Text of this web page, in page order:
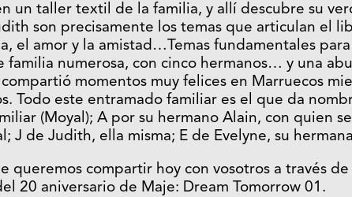
un taller textil de la familia, y allí descubre su
son precisamente los temas que articulan el
el amor y la amistad…Temas fundamentales
familia numerosa, con cinco hermanos… y una
momentos muy felices en Marruecos
Todo este entramado familiar es el que da
(Moyal); A por su hermano Alain, con quien
J de Judith, ella misma; E de Evelyne, su
queremos compartir hoy con vosotros a través
20 aniversario de Maje: Dream Tomorrow 01.